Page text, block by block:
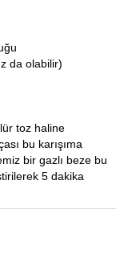
da olabilir)
toz haline
bu karışıma
bir gazlı beze bu
5 dakika